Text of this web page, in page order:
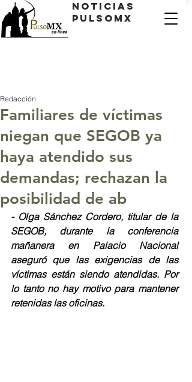
Noticias
PulsoMX
Familiares de víctimas
niegan que SEGOB ya
haya atendido sus
demandas; rechazan la
posibilidad de ab
Redacción
- Olga Sánchez Cordero, titular de la
SEGOB, durante la conferencia
mañanera en Palacio Nacional
aseguró que las exigencias de las
víctimas están siendo atendidas. Por
lo tanto no hay motivo para mantener
retenidas las oficinas.